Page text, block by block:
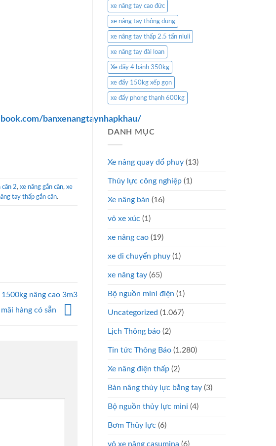
banxenangtaynhapkhau/
cân 2, xe nâng gắn cân, xe
tay thấp gắn cân.
nâng cao 3m3
hàng có sẵn
xe nâng tay cao đức
xe nâng tay thông dụng
xe nâng tay thấp 2.5 tấn niuli
xe nâng tay đài loan
Xe đẩy 4 bánh 350kg
xe đẩy 150kg xếp gọn
xe đẩy phong thạnh 600kg
DANH MỤC
Xe nâng quay đổ phuy (13)
Thủy lực công nghiệp (1)
Xe nâng bàn (16)
vỏ xe xúc (1)
xe nâng cao (19)
xe di chuyển phuy (1)
xe nâng tay (65)
Bộ nguồn mini điện (1)
Uncategorized (1.067)
Lịch Thông báo (2)
Tin tức Thông Báo (1.280)
Xe nâng điện thấp (2)
Bàn nâng thủy lực bằng tay (3)
Bộ nguồn thủy lực mini (4)
Bơm Thủy lực (6)
vỏ xe nâng casumina (6)